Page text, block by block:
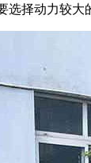
选择动力较大